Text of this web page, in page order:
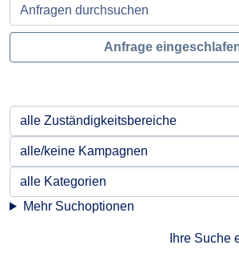
Anfrage
Mehr Suchoptionen
Ihre Suche